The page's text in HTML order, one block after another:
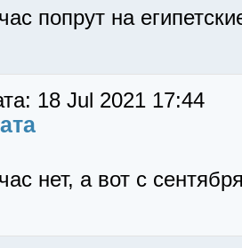
попрут на
18 Jul 2021 17:44
нет, а вот с